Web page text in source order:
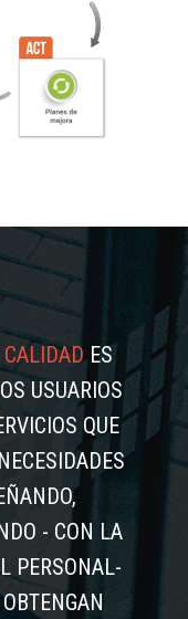
CALIDADES
USUARIOS
QUE
- CON LA
PERSONAL-